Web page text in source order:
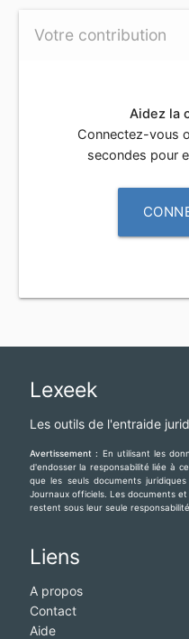
Votre contribution
Aidez la
Connectez-vous
secondes pour
Lexeek
Les outils de l'entraide
Avertissement : En utilisant les
d'endosser la responsabilité liée à
que les seuls documents
Journaux officiels. Les documents
restent sous leur seule
Liens
A propos
Contact
Aide